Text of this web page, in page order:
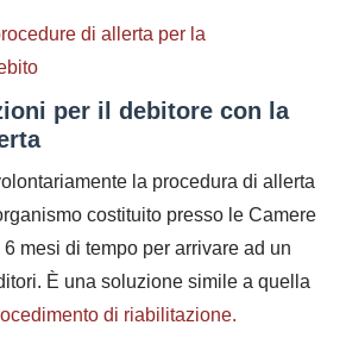
di allerta per la
per il debitore con la
la procedura di allerta
costituito presso le Camere
mesi di tempo per arrivare ad un
È una soluzione simile a quella
di riabilitazione.